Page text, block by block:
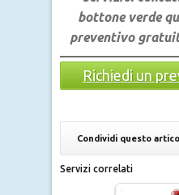
bottone verde
preventivo
Richiedi un
Condividi questo
Servizi correlati